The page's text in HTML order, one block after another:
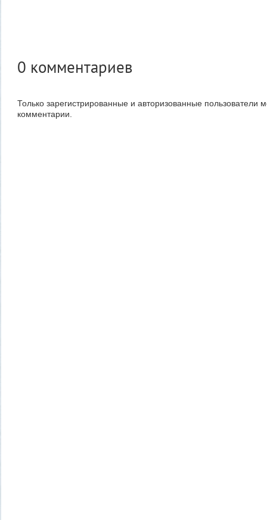
0 комментариев
Только зарегистрированные и авторизованные пользователи
комментарии.